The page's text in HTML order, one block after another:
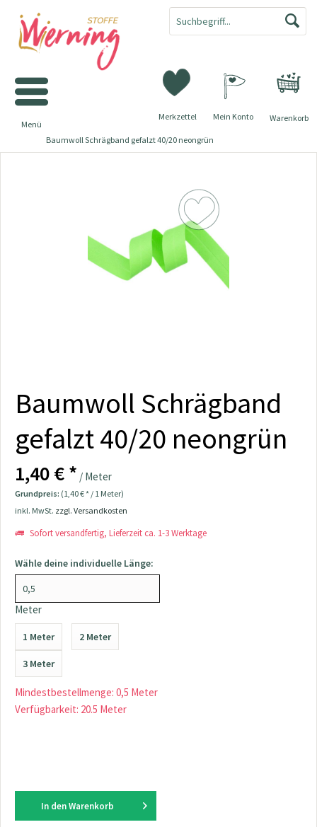
Warenkorb
Merkzettel Mein Konto
Menü
Baumwoll Schrägband gefalzt 40/20 neongrün
Baumwoll Schrägband
gefalzt 40/20 neongrün
1,40 € * / Meter
Grundpreis: (1,40 € * / 1 Meter)
inkl. MwSt. zzgl. Versandkosten
Sofort versandfertig, Lieferzeit ca. 1-3 Werktage
Wähle deine individuelle Länge:
Meter
1 Meter 2 Meter
3 Meter
Mindestbestellmenge: 0,5 Meter
Verfügbarkeit: 20.5 Meter
In den Warenkorb